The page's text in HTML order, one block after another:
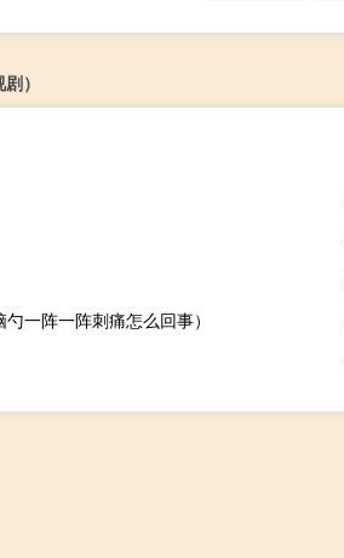
）
一阵一阵刺痛怎么回事）